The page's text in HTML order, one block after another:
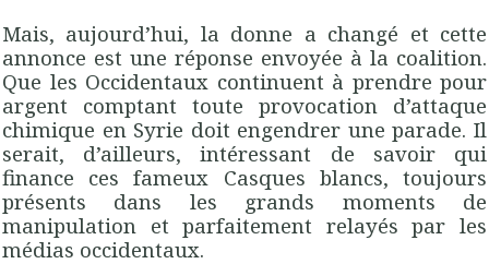
Mais, aujourd’hui, la donne a changé et cette
annonce est une réponse envoyée à la coalition.
Que les Occidentaux continuent à prendre pour
argent comptant toute provocation d’attaque
chimique en Syrie doit engendrer une parade. Il
serait, d’ailleurs, intéressant de savoir qui
finance ces fameux Casques blancs, toujours
présents dans les grands moments de
manipulation et parfaitement relayés par les
médias occidentaux.